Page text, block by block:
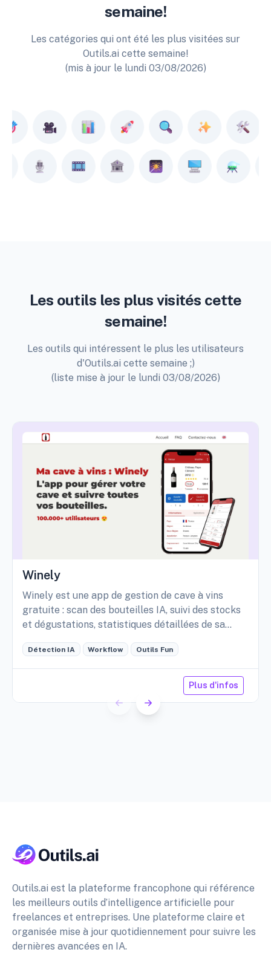
semaine!
Les catégories qui ont été les plus visitées sur
Outils.ai cette semaine!
(mis à jour le lundi 03/08/2026)
Les outils les plus visités cette
semaine!
Les outils qui intéressent le plus les utilisateurs
d'Outils.ai cette semaine ;)
(liste mise à jour le lundi 03/08/2026)
Winely
Winely est une app de gestion de cave à vins
gratuite : scan des bouteilles IA, suivi des stocks
et dégustations, statistiques détaillées de sa
Détection IA Workflow Outils Fun
Plus d'infos
Outils.ai est la plateforme francophone qui référence
les meilleurs outils d’intelligence artificielle pour
freelances et entreprises. Une plateforme claire et
organisée mise à jour quotidiennement pour suivre les
dernières avancées en IA.